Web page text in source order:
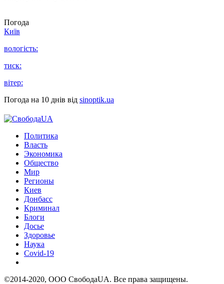
Погода
Київ
вологість:
тиск:
вітер:
Погода на 10 днів від sinoptik.ua
Политика
Власть
Экономика
Общество
Мир
Регионы
Киев
Донбасс
Криминал
Блоги
Досье
Здоровье
Наука
Covid-19
©2014-2020, ООО СвободаUA. Все права защищены.